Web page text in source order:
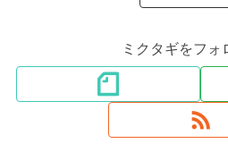
ミクタギをフォ